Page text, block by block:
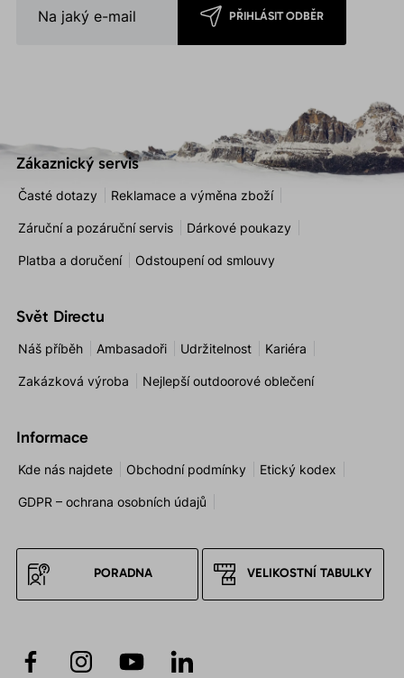
PŘIHLÁSIT ODBĚR
Zákaznický servis
Časté dotazy Reklamace a výměna zboží
Záruční a pozáruční servis Dárkové poukazy
Platba a doručení Odstoupení od smlouvy
Svět Directu
Náš příběh Ambasadoři Udržitelnost Kariéra
Zakázková výroba Nejlepší outdoorové oblečení
Informace
Kde nás najdete Obchodní podmínky Etický kodex
GDPR – ochrana osobních údajů
PORADNA VELIKOSTNÍ TABULKY